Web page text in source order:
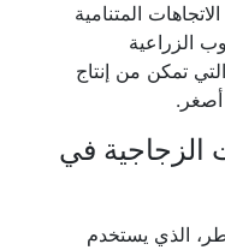
المتنامية
الزراعية
تمكن من إنتاج
الزجاجية في
الذي يستخدم